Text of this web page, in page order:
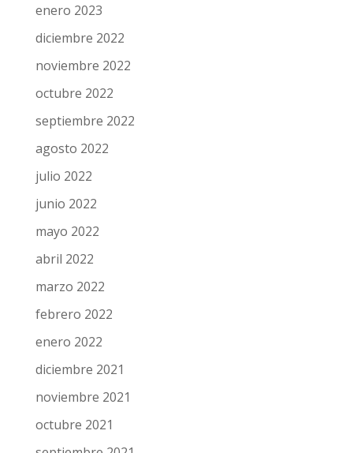
enero 2023
diciembre 2022
noviembre 2022
octubre 2022
septiembre 2022
agosto 2022
julio 2022
junio 2022
mayo 2022
abril 2022
marzo 2022
febrero 2022
enero 2022
diciembre 2021
noviembre 2021
octubre 2021